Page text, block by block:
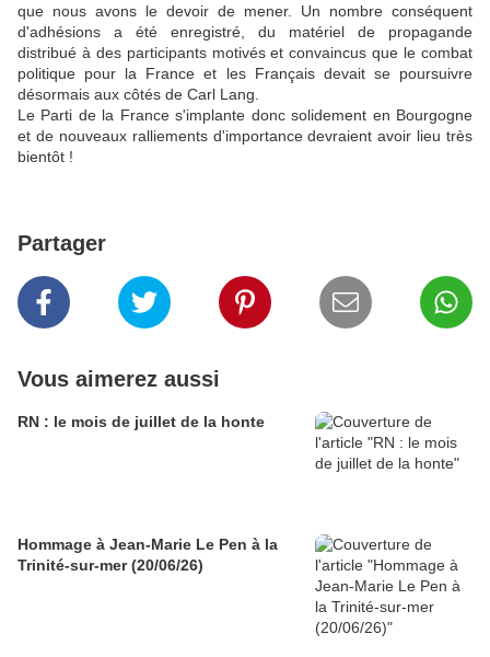
que nous avons le devoir de mener. Un nombre conséquent
d'adhésions a été enregistré, du matériel de propagande
distribué à des participants motivés et convaincus que le combat
politique pour la France et les Français devait se poursuivre
désormais aux côtés de Carl Lang.
Le Parti de la France s'implante donc solidement en Bourgogne
et de nouveaux ralliements d'importance devraient avoir lieu très
bientôt !
Partager
Vous aimerez aussi
RN : le mois de juillet de la honte
Hommage à Jean-Marie Le Pen à la
Trinité-sur-mer (20/06/26)